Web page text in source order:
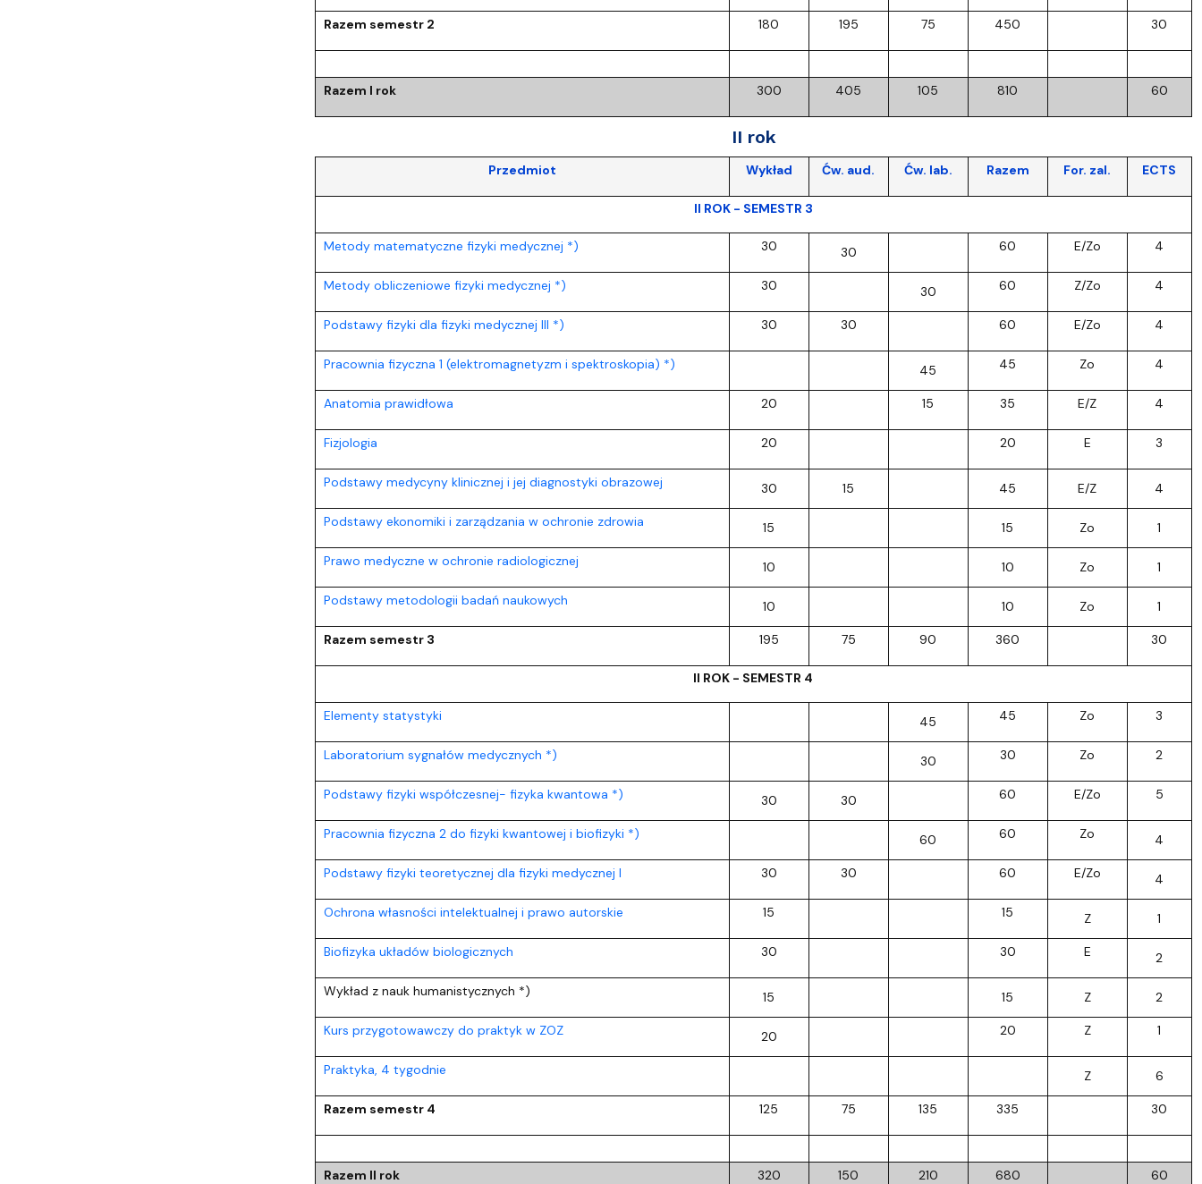
Razem semestr 2 180 195 75 450 30
Razem I rok 300 405 105 810 60
II rok
Przedmiot Wykład Ćw. aud. Ćw. lab. Razem For. zal. ECTS
II ROK - SEMESTR 3
Metody matematyczne fizyki medycznej *) 30 30 60 E/Zo 4
Metody obliczeniowe fizyki medycznej *) 30 30 60 Z/Zo 4
Podstawy fizyki dla fizyki medycznej III *) 30 30 60 E/Zo 4
Pracownia fizyczna 1 (elektromagnetyzm i spektroskopia) *) 45 45 Zo 4
Anatomia prawidłowa 20 15 35 E/Z 4
Fizjologia 20 20 E 3
Podstawy medycyny klinicznej i jej diagnostyki obrazowej 30 15 45 E/Z 4
Podstawy ekonomiki i zarządzania w ochronie zdrowia 15 15 Zo 1
Prawo medyczne w ochronie radiologicznej 10 10 Zo 1
Podstawy metodologii badań naukowych 10 10 Zo 1
Razem semestr 3 195 75 90 360 30
II ROK - SEMESTR 4
Elementy statystyki 45 45 Zo 3
Laboratorium sygnałów medycznych *) 30 30 Zo 2
Podstawy fizyki współczesnej- fizyka kwantowa *) 30 30 60 E/Zo 5
Pracownia fizyczna 2 do fizyki kwantowej i biofizyki *) 60 60 Zo 4
Podstawy fizyki teoretycznej dla fizyki medycznej I 30 30 60 E/Zo 4
Ochrona własności intelektualnej i prawo autorskie 15 15 Z 1
Biofizyka układów biologicznych 30 30 E 2
Wykład z nauk humanistycznych *) 15 15 Z 2
Kurs przygotowawczy do praktyk w ZOZ 20 20 Z 1
Praktyka, 4 tygodnie Z 6
Razem semestr 4 125 75 135 335 30
Razem II rok 320 150 210 680 60